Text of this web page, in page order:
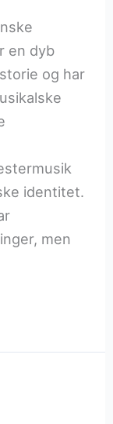
en dyb
og har
identitet.
men